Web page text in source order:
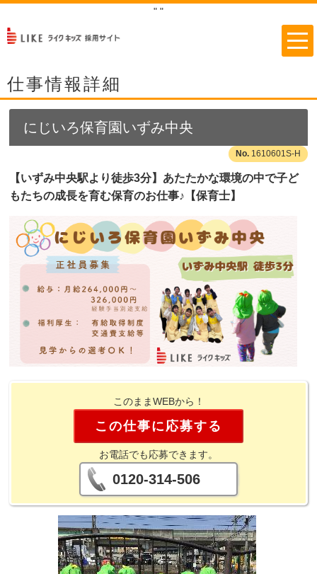
" "
仕事情報詳細
にじいろ保育園いずみ中央
1610601S-H
【いずみ中央駅より徒歩3分】あたたかな環境の中で子ど
もたちの成長を育む保育のお仕事♪【保育士】
このままWEBから！
この仕事に応募する
お電話でも応募できます。
0120-314-506